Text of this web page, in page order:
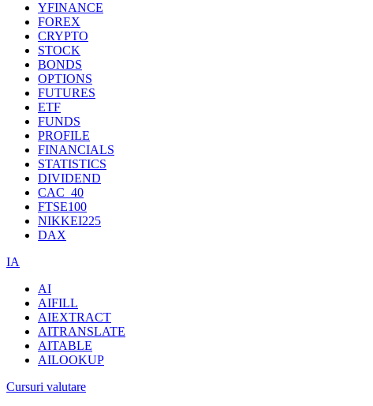
YFINANCE
FOREX
CRYPTO
STOCK
BONDS
OPTIONS
FUTURES
ETF
FUNDS
PROFILE
FINANCIALS
STATISTICS
DIVIDEND
CAC_40
FTSE100
NIKKEI225
DAX
IA
AI
AIFILL
AIEXTRACT
AITRANSLATE
AITABLE
AILOOKUP
Cursuri valutare